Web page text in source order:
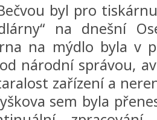
byl pro
na dnešní
na mýdlo byla v
národní správou,
zařízení a
sem byla